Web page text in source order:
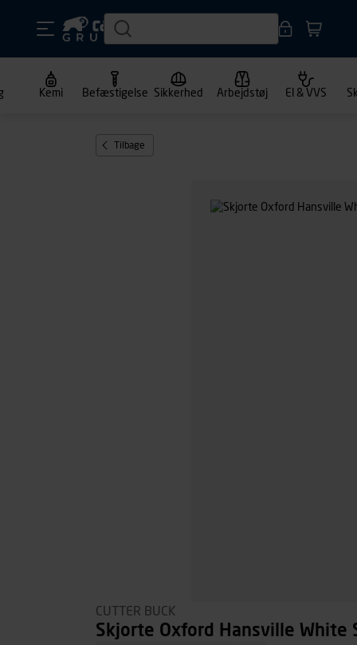
Kemi Befæstigelse Sikkerhed Arbejdstøj El & VVS
Tilbage
CUTTER BUCK
Skjorte Oxford Hansville White